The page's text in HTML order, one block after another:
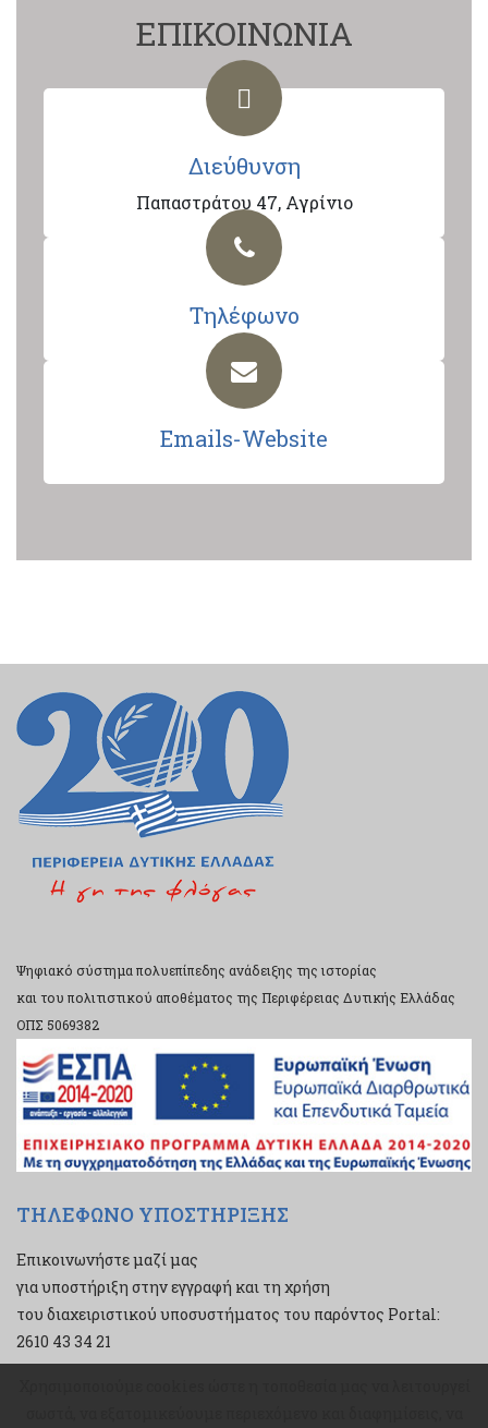
ΕΠΙΚΟΙΝΩΝΙΑ
Διεύθυνση
Παπαστράτου 47, Αγρίνιο
Τηλέφωνο
Emails-Website
Ψηφιακό σύστημα πολυεπίπεδης ανάδειξης της ιστορίας
και του πολιτιστικού αποθέματος της Περιφέρειας Δυτικής Ελλάδας
ΟΠΣ 5069382
ΤΗΛΕΦΩΝΟ ΥΠΟΣΤΗΡΙΞΗΣ
Επικοινωνήστε μαζί μας
για υποστήριξη στην εγγραφή και τη χρήση
του διαχειριστικού υποσυστήματος του παρόντος Portal:
2610 43 34 21